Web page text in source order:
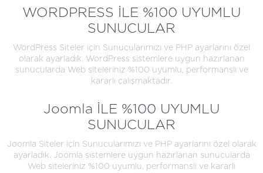
WORDPRESS İLE %100 UYUMLU
SUNUCULAR
WordPress Siteler için Sunucularımızı ve PHP ayarlarını özel
olarak ayarladık. WordPress sistemlere uygun hazırlanan
sunucularda Web siteleriniz %100 uyumlu, performanslı ve
kararlı çalışmaktadır.
Joomla İLE %100 UYUMLU
SUNUCULAR
Joomla Siteler için Sunucularımızı ve PHP ayarlarını özel olarak
ayarladık. Joomla sistemlere uygun hazırlanan sunucularda
Web siteleriniz %100 uyumlu, performanslı ve kararlı